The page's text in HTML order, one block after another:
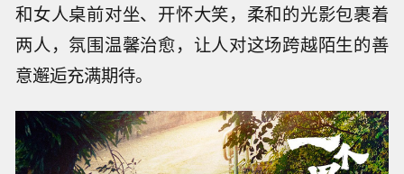
和女人桌前对坐、开怀大笑，柔和的光影包裹着
两人，氛围温馨治愈，让人对这场跨越陌生的善
意邂逅充满期待。